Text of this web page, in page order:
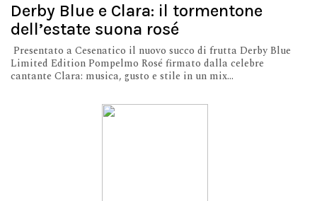
Derby Blue e Clara: il tormentone
dell’estate suona rosé
Presentato a Cesenatico il nuovo succo di frutta Derby Blue
Limited Edition Pompelmo Rosé firmato dalla celebre
cantante Clara: musica, gusto e stile in un mix...